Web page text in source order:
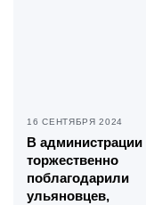
16 СЕНТЯБРЯ 2024
В администрации
торжественно
поблагодарили
ульяновцев,